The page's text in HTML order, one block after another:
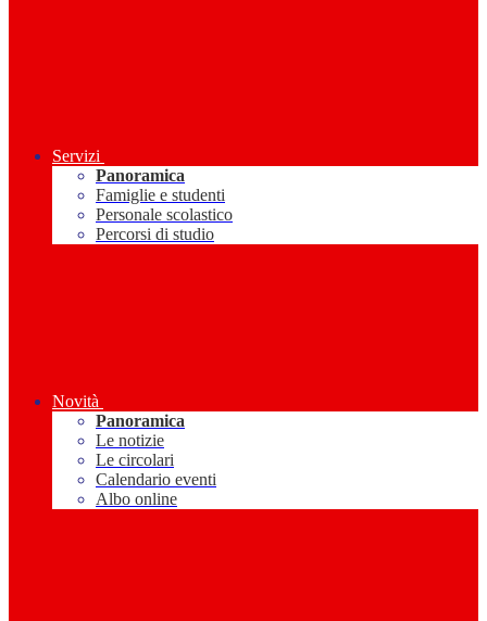
Servizi
Panoramica
Famiglie e studenti
Personale scolastico
Percorsi di studio
Novità
Panoramica
Le notizie
Le circolari
Calendario eventi
Albo online